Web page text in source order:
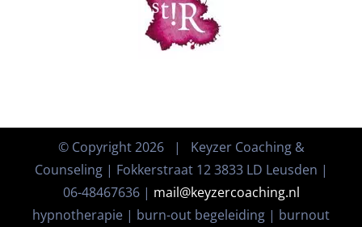
© Copyright2026 | Keyzer Coaching &
Counseling | Fokkerstraat 12 3833 LD Leusden |
06-48467636 | mail@keyzercoaching.nl
hypnotherapie | burn-out begeleiding | burnout